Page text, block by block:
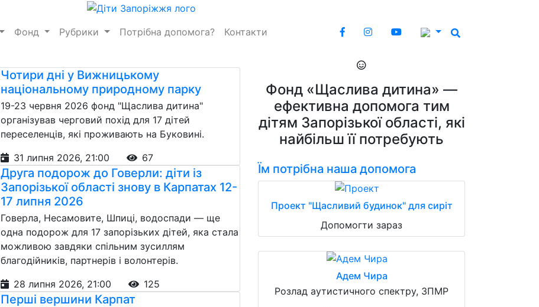
Фонд Рубрики Потрібна допомога? Контакти
Чотири дні у Вижницькому
національному природному парку
19-23 червня 2026 фонд "Щаслива дитина"
організував черговий похід для 17 дітей
переселенців, які проживають на Буковині.
31 липня 2026, 21:00
67
Друга подорож до Говерли: діти із
Запорізької області знову в Карпатах 12-
17 липня 2026
Говерла, Несамовите, Шпиці, водоспади — ще
одна подорож для 17 запорізьких дітей, яка стала
можливою завдяки спільним зусиллям
благодійників, партнерів і волонтерів.
28 липня 2026, 21:00
125
Перші вершини Карпат
Фонд «Щаслива дитина» —
ефективна допомога тим
дітям Запорізької області, які
найбільш її потребують
Їм потрібна наша допомога
Проект "Щасливий будинок" для сиріт
Допомогти зараз
Адем Чира
Розлад аутистичного спектру, ЗПМР